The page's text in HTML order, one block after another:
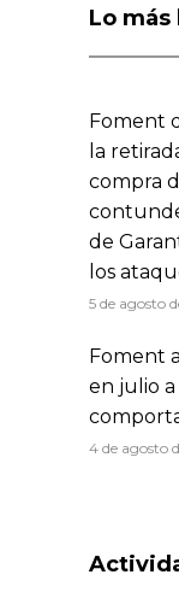
Lo más
Foment
la
compra
de
los
5 de agosto
Foment
en julio
4 de agosto